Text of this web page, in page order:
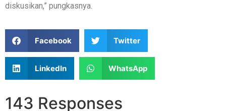
diskusikan,” pungkasnya.
Facebook Twitter
LinkedIn WhatsApp
143 Responses